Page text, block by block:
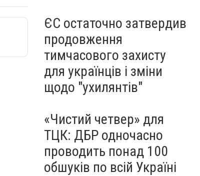
ЄС остаточно затвердив
продовження
тимчасового захисту
для українців і зміни
щодо "ухилянтів"
«Чистий четвер» для
ТЦК: ДБР одночасно
проводить понад 100
обшуків по всій Україні